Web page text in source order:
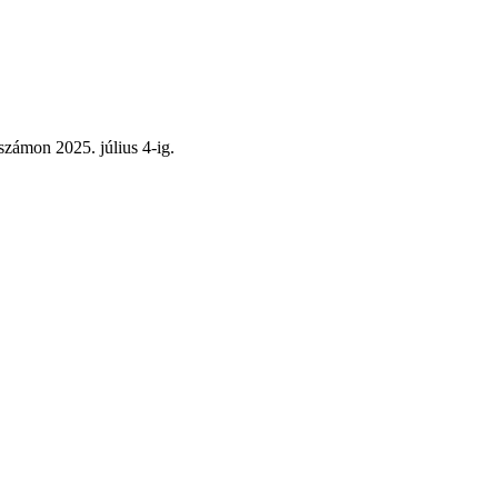
2025. július 4-ig.